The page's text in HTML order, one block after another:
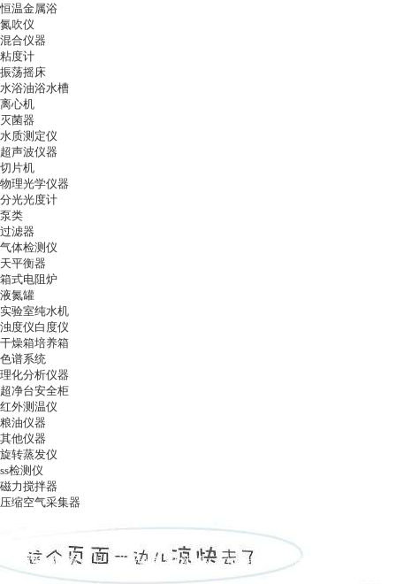
恒温金属浴
氮吹仪
混合仪器
粘度计
振荡摇床
水浴油浴水槽
离心机
灭菌器
水质测定仪
超声波仪器
切片机
物理光学仪器
分光光度计
泵类
过滤器
气体检测仪
天平衡器
箱式电阻炉
液氮罐
实验室纯水机
浊度仪白度仪
干燥箱培养箱
色谱系统
理化分析仪器
超净台安全柜
红外测温仪
粮油仪器
其他仪器
旋转蒸发仪
ss检测仪
磁力搅拌器
压缩空气采集器
ag凯发k8国际 | 关于ag凯发k8国际 | ag凯发k8国际的产品展示